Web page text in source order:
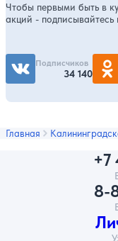
Чтобы первыми быть в
акций - подписывайтесь
Подписчиков
34 140
Главная
+7
8-